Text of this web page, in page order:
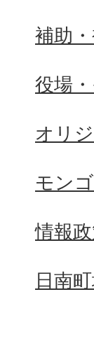
補助
役場
オリ
モン
情報
日南